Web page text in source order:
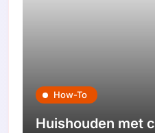
How-To
Huishouden met